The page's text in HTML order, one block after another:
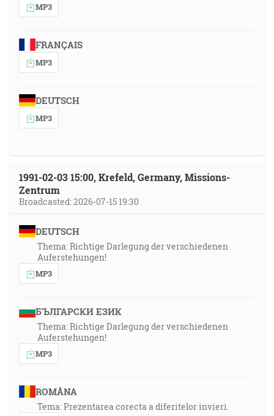
MP3
FRANÇAIS
MP3
DEUTSCH
MP3
1991-02-03 15:00, Krefeld, Germany, Missions-
Zentrum
Broadcasted: 2026-07-15 19:30
DEUTSCH
Thema: Richtige Darlegung der verschiedenen
Auferstehungen!
MP3
БЪЛГАРСКИ ЕЗИК
Thema: Richtige Darlegung der verschiedenen
Auferstehungen!
MP3
ROMÂNA
Tema: Prezentarea corecta a diferitelor invieri.